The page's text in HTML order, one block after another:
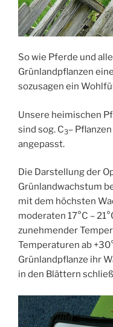
So wie Pferde und
Grünlandpflanzen
sozusagen ein
Unsere heimischen
sind sog. C3–
angepasst.
Die Darstellung der
Grünlandwachstum
mit dem höchsten
moderaten 17°C –
zunehmender
Temperaturen ab
Grünlandpflanze ihr
in den Blättern